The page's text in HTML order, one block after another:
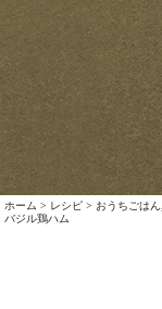
ホーム > レシピ > おうちごはん
バジル鶏ハム